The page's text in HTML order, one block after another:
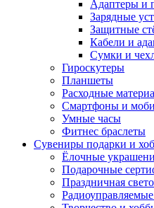
Адаптеры и
Зарядные
Защитные
Кабели и
Сумки и
Гироскутеры
Планшеты
Расходные
Смартфоны и
Умные часы
Фитнес браслеты
Сувениры подарки и
Ёлочные
Подарочные
Праздничная